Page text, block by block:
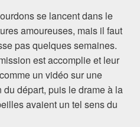
se lancent dans le
amoureuses, mais il faut
pas quelques semaines.
est accomplie et leur
un vidéo sur une
du départ, puis le drame à la
avaient un tel sens du